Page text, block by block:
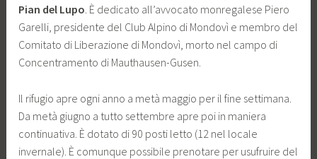
Pian del Lupo. È dedicato all’avvocato monregalese Piero
Garelli, presidente del Club Alpino di Mondovì e membro del
Comitato di Liberazione di Mondovì, morto nel campo di
Concentramento di Mauthausen-Gusen.
Il rifugio apre ogni anno a metà maggio per il fine settimana.
Da metà giugno a tutto settembre apre poi in maniera
continuativa. È dotato di 90 posti letto (12 nel locale
invernale). È comunque possibile prenotare per usufruire del